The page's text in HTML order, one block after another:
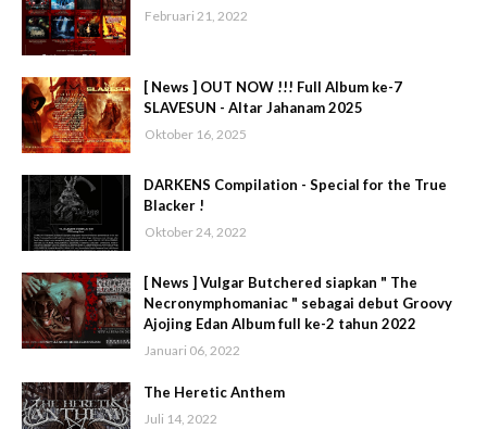
Februari 21, 2022
[ News ] OUT NOW !!! Full Album ke-7
SLAVESUN - Altar Jahanam 2025
Oktober 16, 2025
DARKENS Compilation - Special for the True
Blacker !
Oktober 24, 2022
[ News ] Vulgar Butchered siapkan " The
Necronymphomaniac " sebagai debut Groovy
Ajojing Edan Album full ke-2 tahun 2022
Januari 06, 2022
The Heretic Anthem
Juli 14, 2022